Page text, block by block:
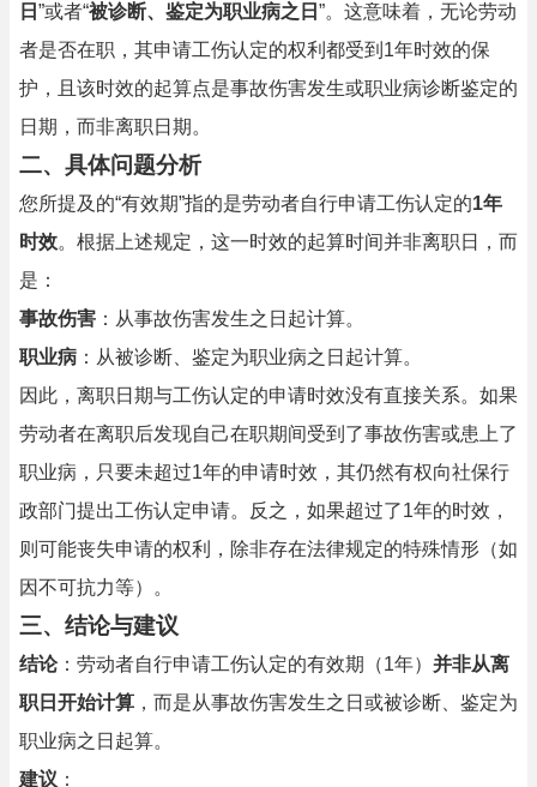
日 ”或者“被诊断、鉴定为职业病之日 ”。这意味着，无论劳动
者是否在职，其申请工伤认定的权利都受到1年时效的保
护，且该时效的起算点是事故伤害发生或职业病诊断鉴定的
日期，而非离职日期。
二、具体问题分析
您所提及的“有效期”指的是劳动者自行申请工伤认定的1年
时效。根据上述规定，这一时效的起算时间并非离职日，而
是：
事故伤害 ：从事故伤害发生之日起计算。
职业病 ：从被诊断、鉴定为职业病之日起计算。
因此，离职日期与工伤认定的申请时效没有直接关系。如果
劳动者在离职后发现自己在职期间受到了事故伤害或患上了
职业病，只要未超过1年的申请时效，其仍然有权向社保行
政部门提出工伤认定申请。反之，如果超过了1年的时效，
则可能丧失申请的权利，除非存在法律规定的特殊情形（如
因不可抗力等）。
三、结论与建议
结论：劳动者自行申请工伤认定的有效期（1年） 并非从离
职日开始计算 ，而是从事故伤害发生之日或被诊断、鉴定为
职业病之日起算。
建议 ：